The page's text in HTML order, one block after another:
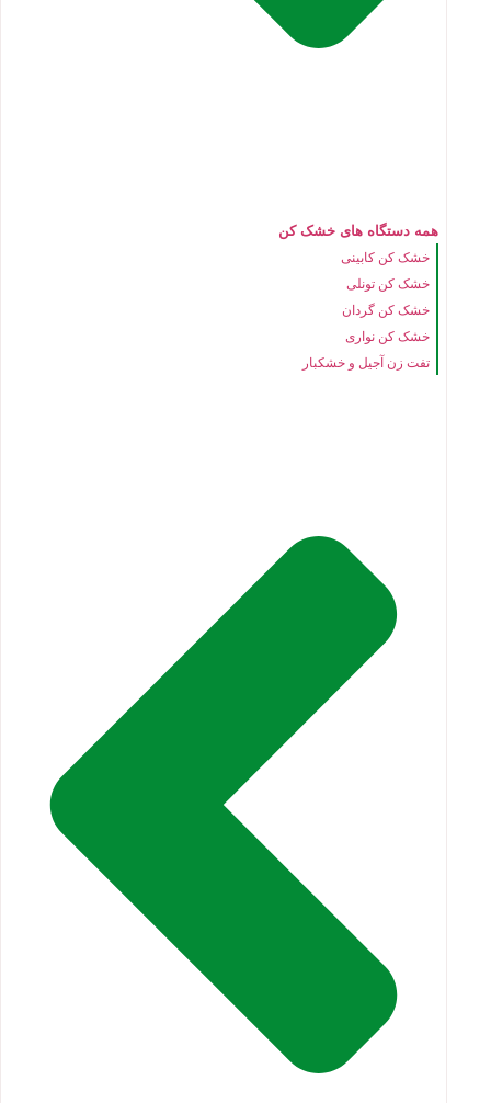
همه دستگاه های خشک کن
خشک کن کابینی
خشک کن تونلی
خشک کن گردان
خشک کن نواری
تفت زن آجیل و خشکبار